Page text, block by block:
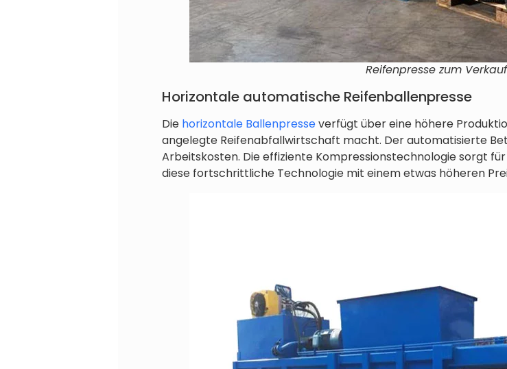
Reifenpresse zum Verkauf
Horizontale automatische Reifenballenpresse
Die horizontale Ballenpresseverfügt über eine höhere
angelegte Reifenabfallwirtschaft macht. Der automatisierte
Arbeitskosten. Die effiziente Kompressionstechnologie sorgt
diese fortschrittliche Technologie mit einem etwas höheren